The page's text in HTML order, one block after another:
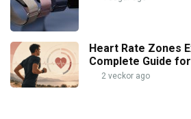
Heart Rate Zones
Complete Guide
2 veckor ago